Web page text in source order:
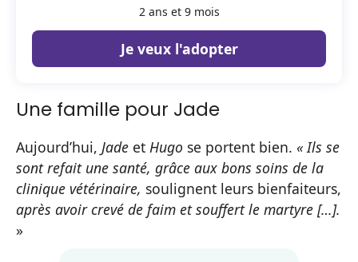
2 ans et 9 mois
Je veux l'adopter
Une famille pour Jade
Aujourd’hui, Jade et Hugo se portent bien. « Ils se
sont refait une santé, grâce aux bons soins de la
clinique vétérinaire, soulignent leurs bienfaiteurs,
après avoir crevé de faim et souffert le martyre […].
»